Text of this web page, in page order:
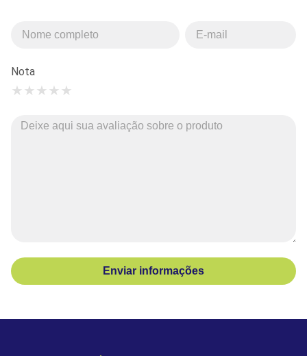
Nota
★
★
★
★
★
Enviar informações